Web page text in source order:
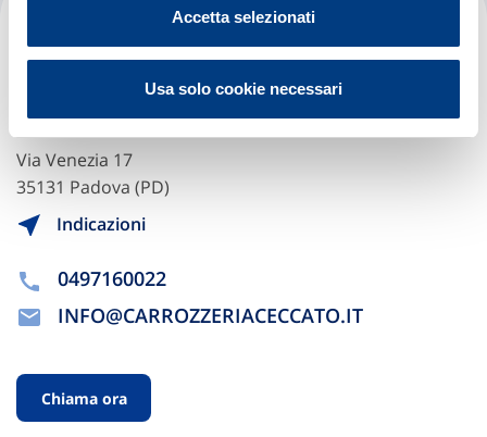
Accetta selezionati
Usa solo cookie necessari
Ceccato Motors Srl
Via Venezia 17
35131 Padova (PD)
Indicazioni
0497160022
INFO@CARROZZERIACECCATO.IT
Chiama ora